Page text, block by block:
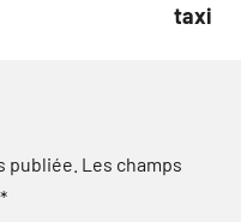
taxi
publiée. Les champs
*